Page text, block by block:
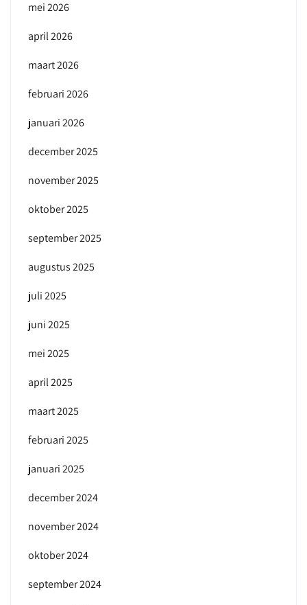
mei 2026
april 2026
maart 2026
februari 2026
januari 2026
december 2025
november 2025
oktober 2025
september 2025
augustus 2025
juli 2025
juni 2025
mei 2025
april 2025
maart 2025
februari 2025
januari 2025
december 2024
november 2024
oktober 2024
september 2024